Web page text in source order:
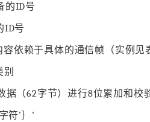
的ID号
ID号
依赖于具体的通信帧（实例见
别
据（62字节）进行8位累加和校
符’｝’